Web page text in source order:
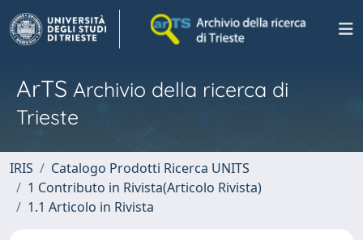
ArTS Archivio della ricerca di
Trieste
IRIS
Catalogo Prodotti Ricerca UNITS
1 Contributo in Rivista(Articolo Rivista)
1.1 Articolo in Rivista